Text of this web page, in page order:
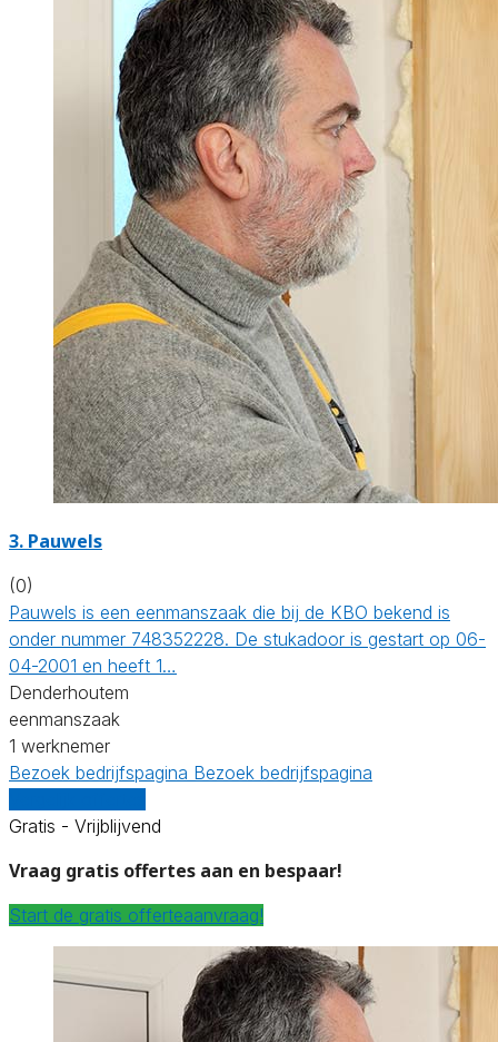
3. Pauwels
(0)
Pauwels is een eenmanszaak die bij de KBO bekend is
onder nummer 748352228. De stukadoor is gestart op 06-
04-2001 en heeft 1…
Denderhoutem
eenmanszaak
1 werknemer
Bezoek bedrijfspagina Bezoek bedrijfspagina
Gratis - Vrijblijvend
Vraag gratis offertes aan en bespaar!
Start de gratis offerteaanvraag!